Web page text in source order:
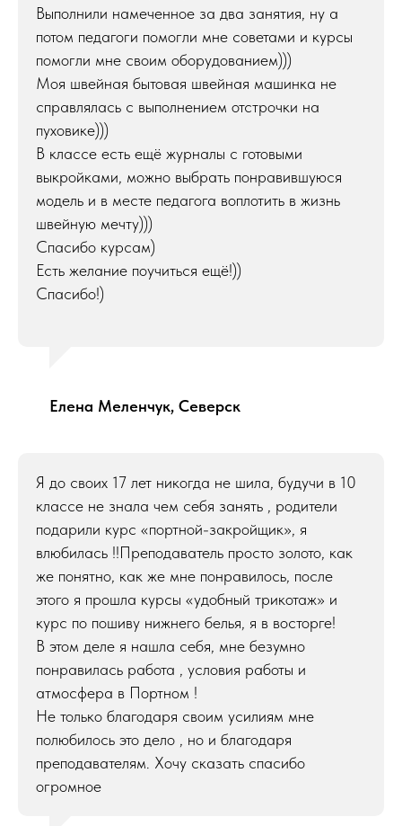
Выполнили намеченное за два занятия, ну а
потом педагоги помогли мне советами и курсы
помогли мне своим оборудованием)))
Моя швейная бытовая швейная машинка не
справлялась с выполнением отстрочки на
пуховике)))
В классе есть ещё журналы с готовыми
выкройками, можно выбрать понравившуюся
модель и в месте педагога воплотить в жизнь
швейную мечту)))
Спасибо курсам)
Есть желание поучиться ещё!))
Спасибо!)
Елена Меленчук, Северск
Я до своих 17 лет никогда не шила, будучи в 10
классе не знала чем себя занять , родители
подарили курс «портной-закройщик», я
влюбилась !!Преподаватель просто золото, как
же понятно, как же мне понравилось, после
этого я прошла курсы «удобный трикотаж» и
курс по пошиву нижнего белья, я в восторге!
В этом деле я нашла себя, мне безумно
понравилась работа , условия работы и
атмосфера в Портном !
Не только благодаря своим усилиям мне
полюбилось это дело , но и благодаря
преподавателям. Хочу сказать спасибо
огромное